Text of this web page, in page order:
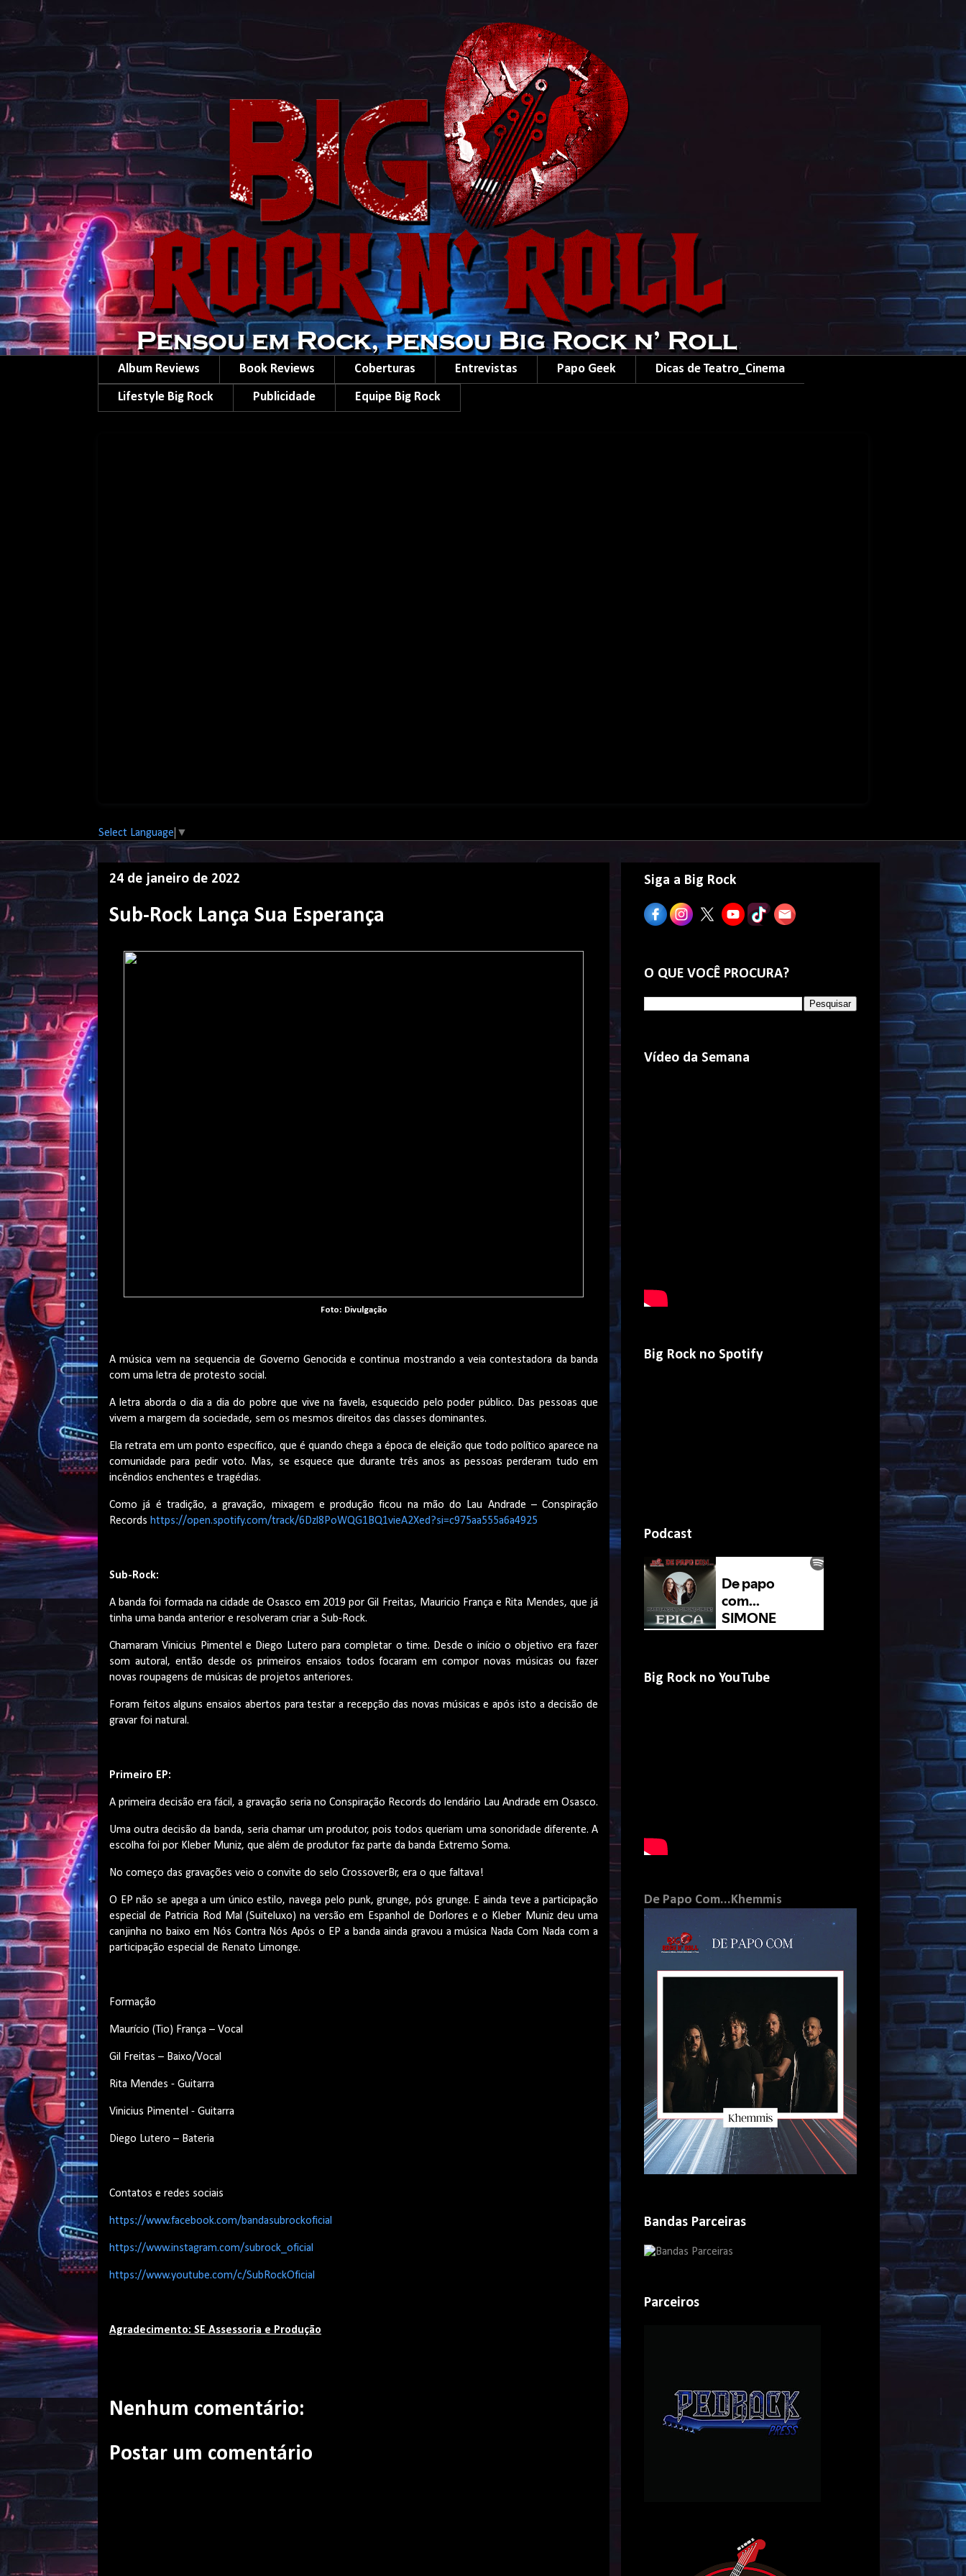
Album Reviews Book Reviews Coberturas Entrevistas Papo Geek Dicas de Teatro_Cinema
Lifestyle Big Rock Publicidade Equipe Big Rock
Select Language ▼
24 de janeiro de 2022
Sub-Rock Lança Sua Esperança
Foto: Divulgação
A música vem na sequencia de Governo Genocida e continua mostrando a veia contestadora da banda
com uma letra de protesto social.
A letra aborda o dia a dia do pobre que vive na favela, esquecido pelo poder público. Das pessoas que
vivem a margem da sociedade, sem os mesmos direitos das classes dominantes.
Ela retrata em um ponto específico, que é quando chega a época de eleição que todo político aparece na
comunidade para pedir voto. Mas, se esquece que durante três anos as pessoas perderam tudo em
incêndios enchentes e tragédias.
Como já é tradição, a gravação, mixagem e produção ficou na mão do Lau Andrade – Conspiração
Records https://open.spotify.com/track/6Dzl8PoWQG1BQ1vieA2Xed?si=c975aa555a6a4925
Sub-Rock:
A banda foi formada na cidade de Osasco em 2019 por Gil Freitas, Mauricio França e Rita Mendes, que já
tinha uma banda anterior e resolveram criar a Sub-Rock.
Chamaram Vinicius Pimentel e Diego Lutero para completar o time. Desde o início o objetivo era fazer
som autoral, então desde os primeiros ensaios todos focaram em compor novas músicas ou fazer
novas roupagens de músicas de projetos anteriores.
Foram feitos alguns ensaios abertos para testar a recepção das novas músicas e após isto a decisão de
gravar foi natural.
Primeiro EP:
A primeira decisão era fácil, a gravação seria no Conspiração Records do lendário Lau Andrade em Osasco.
Uma outra decisão da banda, seria chamar um produtor, pois todos queriam uma sonoridade diferente. A
escolha foi por Kleber Muniz, que além de produtor faz parte da banda Extremo Soma.
No começo das gravações veio o convite do selo CrossoverBr, era o que faltava!
O EP não se apega a um único estilo, navega pelo punk, grunge, pós grunge. E ainda teve a participação
especial de Patricia Rod Mal (Suiteluxo) na versão em Espanhol de Dorlores e o Kleber Muniz deu uma
canjinha no baixo em Nós Contra Nós Após o EP a banda ainda gravou a música Nada Com Nada com a
participação especial de Renato Limonge.
Formação
Maurício (Tio) França – Vocal
Gil Freitas – Baixo/Vocal
Rita Mendes - Guitarra
Vinicius Pimentel - Guitarra
Diego Lutero – Bateria
Contatos e redes sociais
https://www.facebook.com/bandasubrockoficial
https://www.instagram.com/subrock_oficial
https://www.youtube.com/c/SubRockOficial
Agradecimento: SE Assessoria e Produção
Nenhum comentário:
Postar um comentário
Siga a Big Rock
O QUE VOCÊ PROCURA?
Vídeo da Semana
Big Rock no Spotify
Podcast
Big Rock no YouTube
De Papo Com...Khemmis
Bandas Parceiras
Parceiros